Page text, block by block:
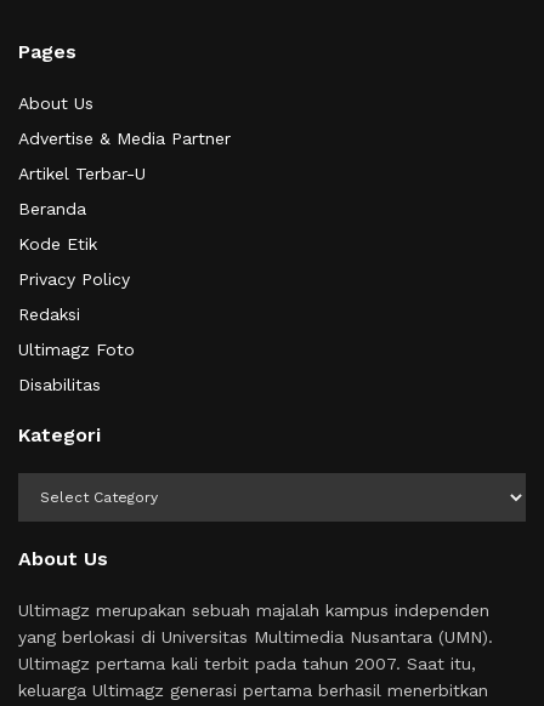
Pages
About Us
Advertise & Media Partner
Artikel Terbar-U
Beranda
Kode Etik
Privacy Policy
Redaksi
Ultimagz Foto
Disabilitas
Kategori
About Us
Ultimagz merupakan sebuah majalah kampus independen
yang berlokasi di Universitas Multimedia Nusantara (UMN).
Ultimagz pertama kali terbit pada tahun 2007. Saat itu,
keluarga Ultimagz generasi pertama berhasil menerbitkan